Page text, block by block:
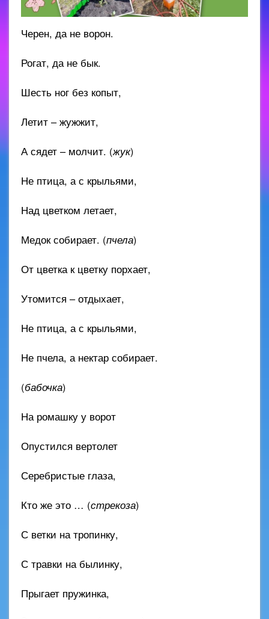
Черен, да не ворон.
Рогат, да не бык.
Шесть ног без копыт,
Летит – жужжит,
А сядет – молчит. (жук)
Не птица, а с крыльями,
Над цветком летает,
Медок собирает. (пчела)
От цветка к цветку порхает,
Утомится – отдыхает,
Не птица, а с крыльями,
Не пчела, а нектар собирает.
(бабочка)
На ромашку у ворот
Опустился вертолет
Серебристые глаза,
Кто же это … (стрекоза)
С ветки на тропинку,
С травки на былинку,
Прыгает пружинка,